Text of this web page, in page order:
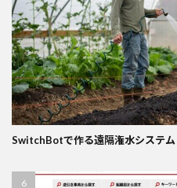
SwitchBotで作る遠隔潅水システ